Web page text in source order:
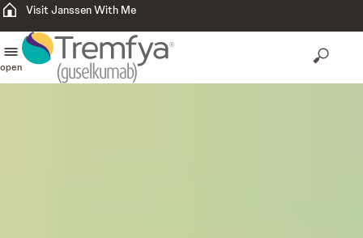
Visit Janssen With Me
open